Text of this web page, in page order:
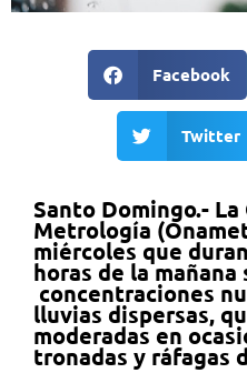
Facebook
Twitter
Santo Domingo.-
Metrología
miércoles que
horas de la
concentraciones
lluvias dispersas,
moderadas en
tronadas y ráfagas